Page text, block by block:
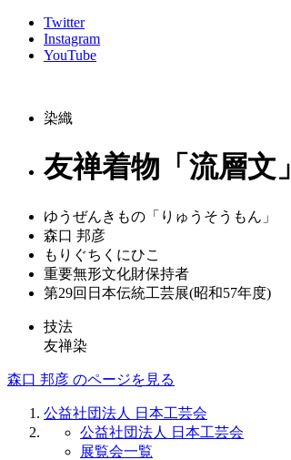
Twitter
Instagram
YouTube
染織
友禅着物「流層文」
ゆうぜんきもの「りゅうそうもん」
森口 邦彦
もりぐちくにひこ
重要無形文化財保持者
第29回日本伝統工芸展(昭和57年度)
技法
友禅染
森口 邦彦 のページを見る
公益社団法人 日本工芸会
公益社団法人 日本工芸会
展覧会一覧